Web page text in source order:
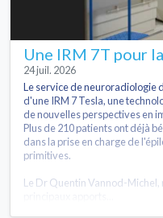
Une IRM 7T pour
24 juil. 2026
Le service de neuroradiologie
d'une IRM 7 Tesla, une
de nouvelles perspectives en
Plus de 210 patients ont déjà
dans la prise en charge de
primitives.
Le Dr Quentin Vannod-